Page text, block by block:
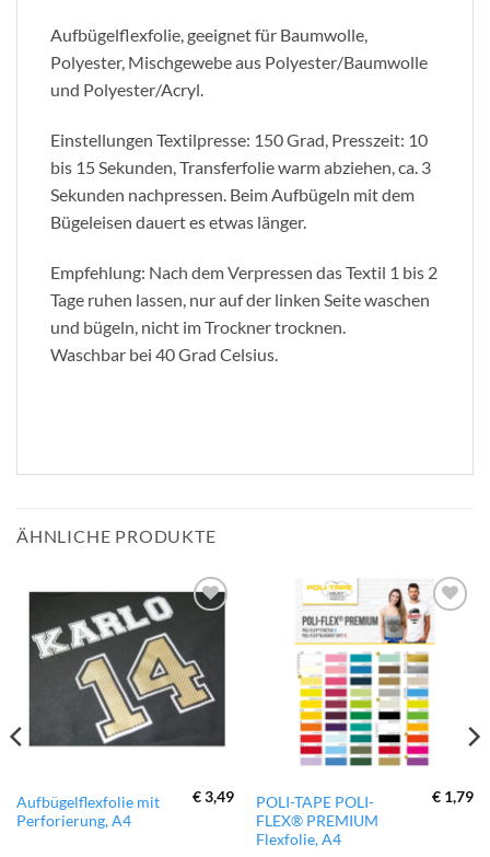
Aufbügelflexfolie, geeignet für Baumwolle,
Polyester, Mischgewebe aus Polyester/Baumwolle
und Polyester/Acryl.
Einstellungen Textilpresse: 150 Grad, Presszeit: 10
bis 15 Sekunden, Transferfolie warm abziehen, ca. 3
Sekunden nachpressen. Beim Aufbügeln mit dem
Bügeleisen dauert es etwas länger.
Empfehlung: Nach dem Verpressen das Textil 1 bis 2
Tage ruhen lassen, nur auf der linken Seite waschen
und bügeln, nicht im Trockner trocknen.
Waschbar bei 40 Grad Celsius.
ÄHNLICHE PRODUKTE
Wunschliste
hinzufügen
Aufbügelflexfolie mit
Perforierung, A4
€3,49
Dieses
Produkt
zur
Wunschliste
hinzufügen
POLI-TAPE POLI-
FLEX® PREMIUM
Flexfolie, A4
€ 1,79
Dieses
Produkt
weist